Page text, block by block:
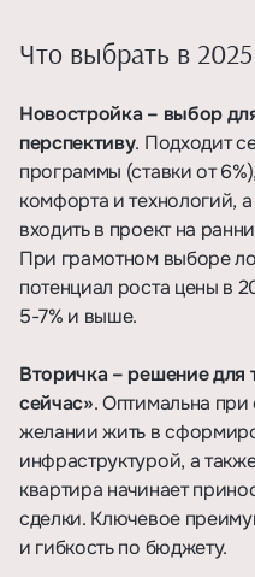
Что выбрать в
Новостройка – выбор
перспективу. Подходит
программы (ставки от
комфорта и технологий,
входить в проект на
При грамотном выборе
потенциал роста цены в
5-7% и выше.
Вторичка – решение для
сейчас». Оптимальна
желании жить в
инфраструктурой, а
квартира начинает
сделки. Ключевое
и гибкость по бюджету.